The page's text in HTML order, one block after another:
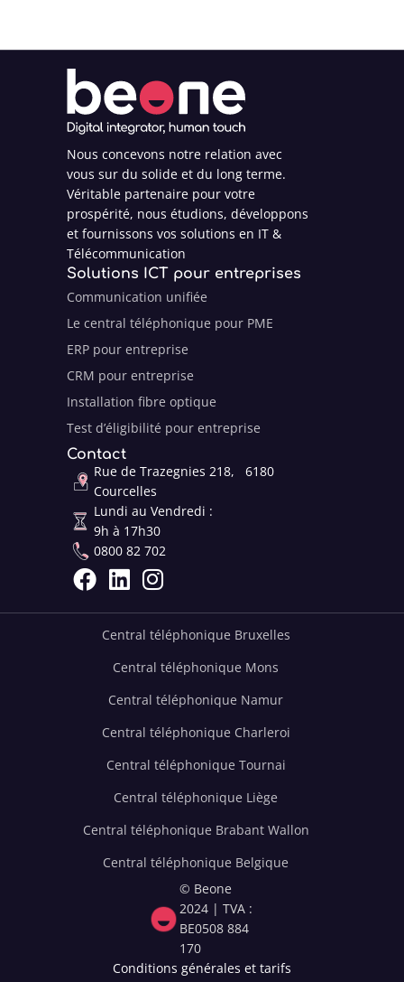
Nous concevons notre relation avec
vous sur du solide et du long terme.
Véritable partenaire pour votre
prospérité, nous étudions, développons
et fournissons vos solutions en IT &
Télécommunication
Solutions ICT pour entreprises
Communication unifiée
Le central téléphonique pour PME
ERP pour entreprise
CRM pour entreprise
Installation fibre optique
Test d’éligibilité pour entreprise
Contact
Rue de Trazegnies 218, 6180
Courcelles
Lundi au Vendredi :
9h à 17h30
0800 82 702
  
Central téléphonique Bruxelles
Central téléphonique Mons
Central téléphonique Namur
Central téléphonique Charleroi
Central téléphonique Tournai
Central téléphonique Liège
Central téléphonique Brabant Wallon
Central téléphonique Belgique
© Beone
2024 | TVA :
BE0508 884
170
Conditions générales et tarifs